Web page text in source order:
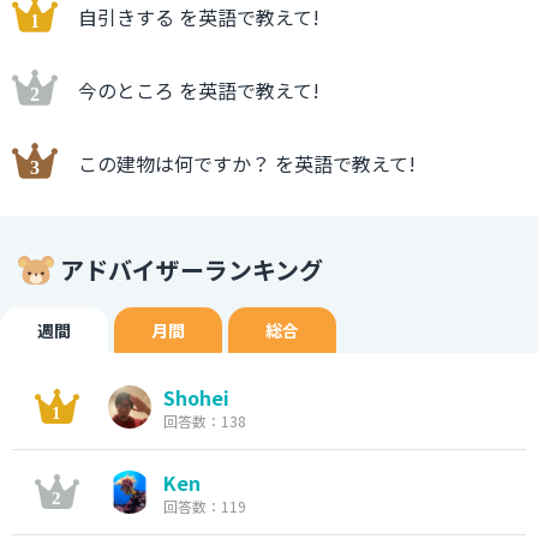
自引きする を英語で教えて!
今のところ を英語で教えて!
この建物は何ですか？ を英語で教えて!
アドバイザーランキング
週間 月間 総合
Shohei
回答数：138
Ken
回答数：119